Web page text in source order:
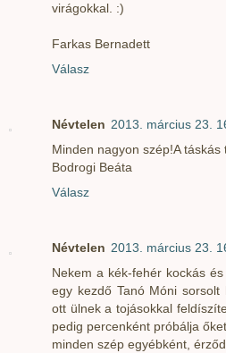
virágokkal. :)
Farkas Bernadett
Válasz
Névtelen 2013. március 23.
Minden nagyon szép!A
Bodrogi Beáta
Válasz
Névtelen 2013. március 23.
Nekem a kék-fehér kockás
egy kezdő Tanó Móni
ott ülnek a tojásokkal
pedig percenként próbálja
minden szép egyébként,